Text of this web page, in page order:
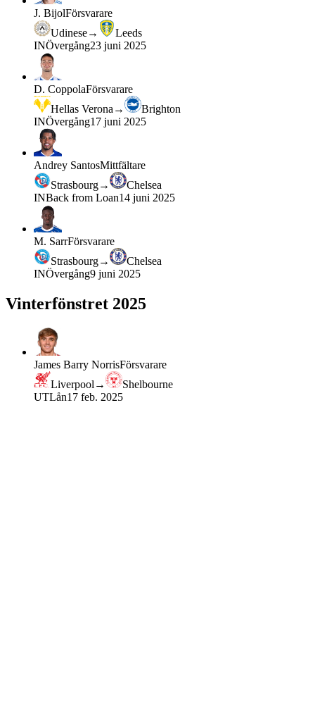
J. BijolFörsvarare
Udinese→
Leeds
INÖvergång23 juni 2025
D. CoppolaFörsvarare
Hellas Verona →
Brighton
INÖvergång17 juni 2025
Andrey SantosMittfältare
Strasbourg→
Chelsea
INBack from Loan14 juni 2025
M. SarrFörsvarare
Strasbourg→
Chelsea
INÖvergång9 juni 2025
Vinterfönstret 2025
James Barry NorrisFörsvarare
Liverpool →
Shelbourne
UTLån17 feb. 2025